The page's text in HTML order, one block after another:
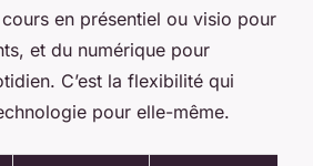
en présentiel ou visio pour
et du numérique pour
C’est la flexibilité qui
pour elle-même.